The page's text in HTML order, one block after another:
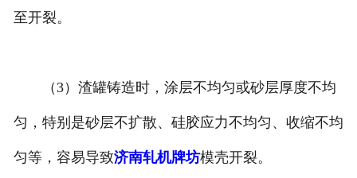
至开裂。
（3）渣罐铸造时，涂层不均匀或砂层厚度不均
匀，特别是砂层不扩散、硅胶应力不均匀、收缩不均
匀等，容易导致济南轧机牌坊模壳开裂。